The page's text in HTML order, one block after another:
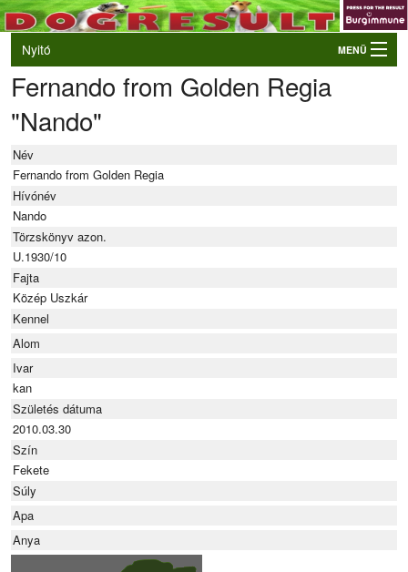
Nyitó MENÜ
Belépés
VB és EO válogatók
Élő eredmények
Kutyák
Tulajdonosok/Felvezetők
Fernando from Golden Regia
"Nando"
Név
Fernando from Golden Regia
Hívónév
Nando
Törzskönyv azon.
U.1930/10
Fajta
Közép Uszkár
Kennel
Alom
Ivar
kan
Születés dátuma
2010.03.30
Szín
Fekete
Súly
Apa
Anya